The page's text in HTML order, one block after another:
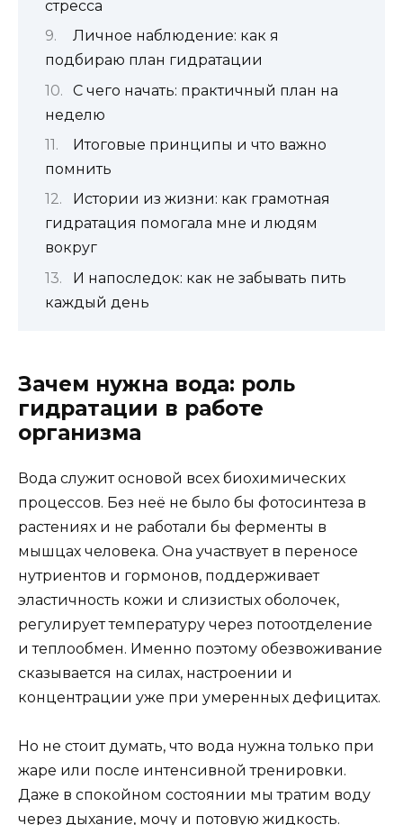
стресса
Личное наблюдение: как я
подбираю план гидратации
С чего начать: практичный план на
неделю
Итоговые принципы и что важно
помнить
Истории из жизни: как грамотная
гидратация помогала мне и людям
вокруг
И напоследок: как не забывать пить
каждый день
Зачем нужна вода: роль
гидратации в работе
организма
Вода служит основой всех биохимических
процессов. Без неё не было бы фотосинтеза в
растениях и не работали бы ферменты в
мышцах человека. Она участвует в переносе
нутриентов и гормонов, поддерживает
эластичность кожи и слизистых оболочек,
регулирует температуру через потоотделение
и теплообмен. Именно поэтому обезвоживание
сказывается на силах, настроении и
концентрации уже при умеренных дефицитах.
Но не стоит думать, что вода нужна только при
жаре или после интенсивной тренировки.
Даже в спокойном состоянии мы тратим воду
через дыхание, мочу и потовую жидкость.